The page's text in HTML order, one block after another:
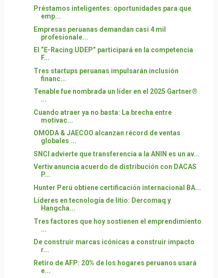
Préstamos inteligentes: oportunidades para que
emp...
Empresas peruanas demandan casi 4 mil
profesionale...
El “E-Racing UDEP” participará en la competencia
F...
Tres startups peruanas impulsarán inclusión
financ...
Tenable fue nombrada un líder en el 2025 Gartner®
...
Cuando atraer ya no basta: La brecha entre
motivac...
OMODA & JAECOO alcanzan récord de ventas
globales ...
SNCI advierte que transferencia a la ANIN es un av...
Vertiv anuncia acuerdo de distribución con DACAS
P...
Hunter Perú obtiene certificación internacional BA...
Líderes en tecnología de litio: Dercomaq y
Hangcha...
Tres factores que hoy sostienen el emprendimiento
...
De construir marcas icónicas a construir impacto
r...
Retiro de AFP: 20% de los hogares peruanos usará
e...